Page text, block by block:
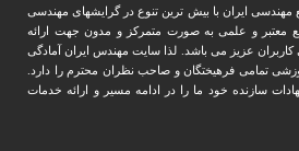
مهندسی ایران با بیش ترین تنوع در گرایشهای مهندسی
معتبر و علمی به صورت متمرکز و مدون جهت ارائه
عزیز می باشد. لذا سایت مهندس ایران آمادگی
تمامی فرهیختگان و صاحب نظران محترم را دارد.
سازنده خود ما را در ادامه مسیر و ارائه خدمات